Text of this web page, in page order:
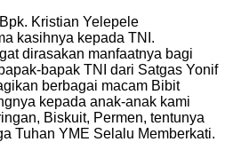
Kristian Yelepele
kasihnya kepada TNI.
dirasakan manfaatnya bagi
bapak TNI dari Satgas Yonif
berbagai macam Bibit
kepada anak-anak kami
Biskuit, Permen, tentunya
Tuhan YME Selalu Memberkati.